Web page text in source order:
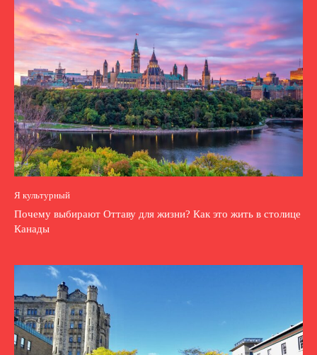
Я культурный
Почему выбирают Оттаву для жизни? Как это жить в столице
Канады